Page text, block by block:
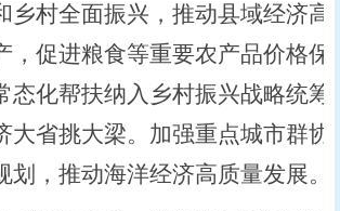
乡村全面振兴，推动县域经济
，促进粮食等重要农产品价格
态化帮扶纳入乡村振兴战略统
大省挑大梁。加强重点城市群
划，推动海洋经济高质量发展。